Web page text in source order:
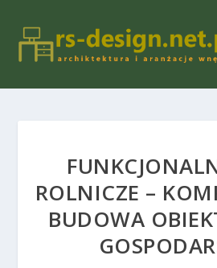
ROLNICZE –
BUDOWA